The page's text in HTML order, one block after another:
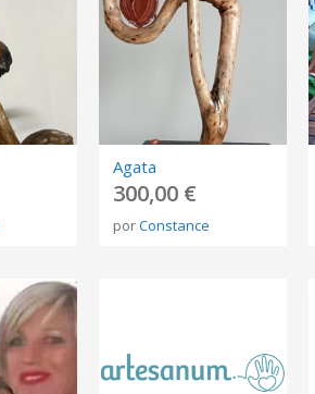
Agata
300,00 €
porConstance